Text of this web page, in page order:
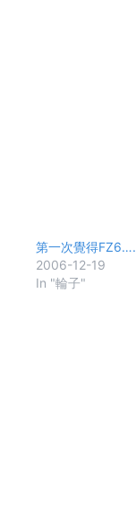
第一次覺得FZ6….
2006-12-19
In "輪子"